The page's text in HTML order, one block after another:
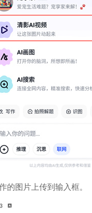
的图片上传到输入框。